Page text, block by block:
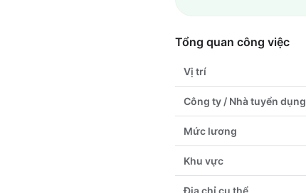
Tổng quan công việc
Vị trí
Công ty / Nhà tuyển dụng
Mức lương
Khu vực
Địa chỉ cụ thể